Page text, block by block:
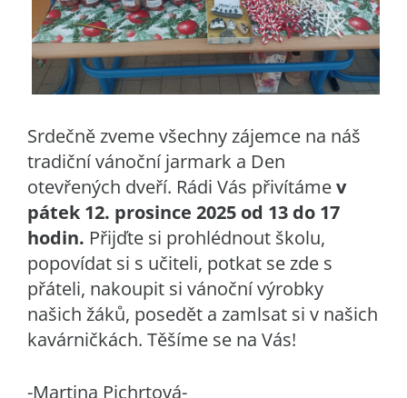
Srdečně zveme všechny zájemce na náš
tradiční vánoční jarmark a Den
otevřených dveří. Rádi Vás přivítámev
pátek 12. prosince 2025 od 13 do 17
hodin. Přijďte si prohlédnout školu,
popovídat si s učiteli, potkat se zde s
přáteli, nakoupit si vánoční výrobky
našich žáků, posedět a zamlsat si v našich
kavárničkách. Těšíme se na Vás!
-Martina Pichrtová-